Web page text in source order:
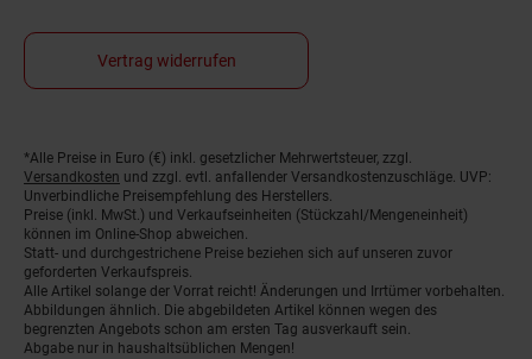
Vertrag widerrufen
Fußnoten
*Alle Preise in Euro (€) inkl. gesetzlicher Mehrwertsteuer, zzgl.
Versandkosten und zzgl. evtl. anfallender Versandkostenzuschläge. UVP:
Unverbindliche Preisempfehlung des Herstellers.
Preise (inkl. MwSt.) und Verkaufseinheiten (Stückzahl/Mengeneinheit)
können im Online-Shop abweichen.
Statt- und durchgestrichene Preise beziehen sich auf unseren zuvor
geforderten Verkaufspreis.
Alle Artikel solange der Vorrat reicht! Änderungen und Irrtümer vorbehalten.
Abbildungen ähnlich. Die abgebildeten Artikel können wegen des
begrenzten Angebots schon am ersten Tag ausverkauft sein.
Abgabe nur in haushaltsüblichen Mengen!